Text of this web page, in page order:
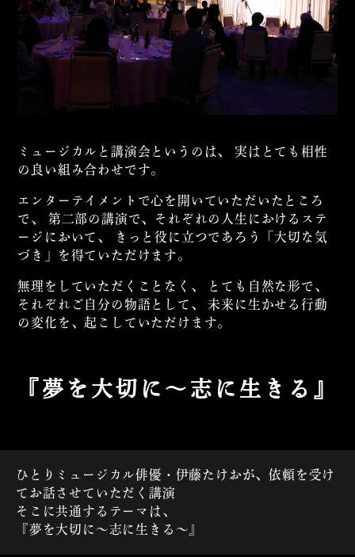
ミュージカルと講演会というのは、
実はとても相性
の良い組み合わせです。
エンターテイメントで心を開いていただいたところ
で、
第二部の講演で、それぞれの人生におけるステ
ージにおいて、
きっと役に立つであろう「大切な気
づき」を得ていただけます。
無理をしていただくことなく、
とても自然な形で、
それぞれご自分の物語として、
未来に生かせる行動
の変化を、起こしていただけます。
『夢を大切に～志に生きる』
ひとりミュージカル俳優・伊藤たけおが、依頼を受け
てお話させていただく講演
そこに共通するテーマは、
『夢を大切に～志に生きる～』